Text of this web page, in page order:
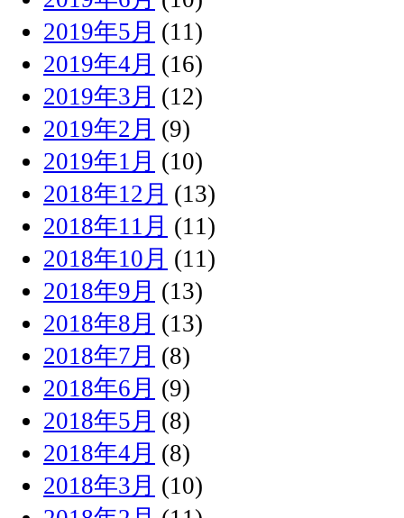
2019年5月 (11)
2019年4月 (16)
2019年3月 (12)
2019年2月 (9)
2019年1月 (10)
2018年12月 (13)
2018年11月 (11)
2018年10月 (11)
2018年9月 (13)
2018年8月 (13)
2018年7月 (8)
2018年6月 (9)
2018年5月 (8)
2018年4月 (8)
2018年3月 (10)